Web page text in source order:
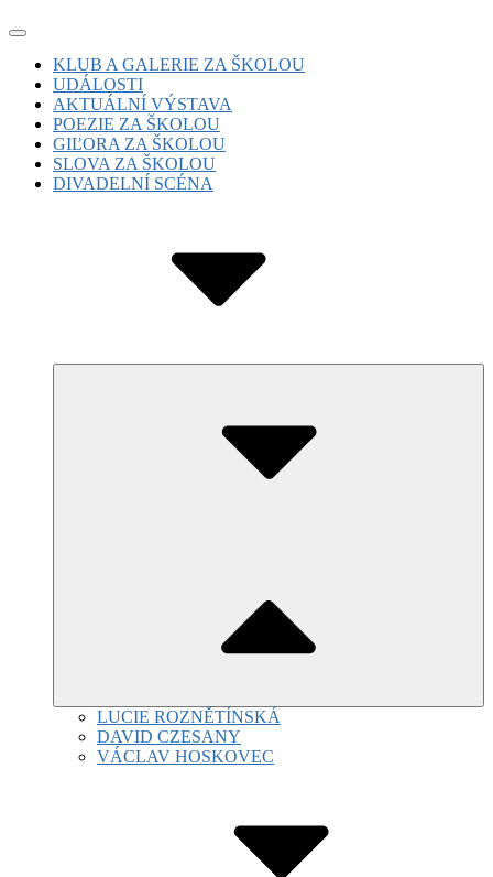
Skip
content
Site
Navigation
Site
Navigation
KLUB A GALERIE ZA ŠKOLOU
UDÁLOSTI
AKTUÁLNÍ VÝSTAVA
POEZIE ZA ŠKOLOU
GIĽORA ZA ŠKOLOU
SLOVA ZA ŠKOLOU
DIVADELNÍ SCÉNA
LUCIE ROZNĚTÍNSKÁ
DAVID CZESANY
VÁCLAV HOSKOVEC